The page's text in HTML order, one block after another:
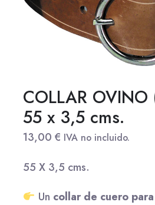
COLLAR
55 x 3,5 cms.
13,00 € IVA no incluido.
55 X 3,5 cms.
Un collar de cuero